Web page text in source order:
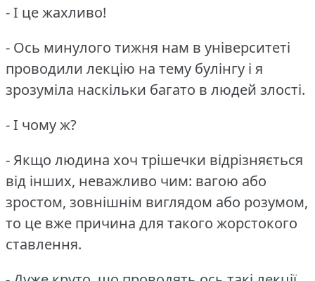
- І це жахливо!
- Ось минулого тижня нам в університеті
проводили лекцію на тему булінгу і я
зрозуміла наскільки багато в людей злості.
- І чому ж?
- Якщо людина хоч трішечки відрізняється
від інших, неважливо чим: вагою або
зростом, зовнішнім виглядом або розумом,
то це вже причина для такого жорстокого
ставлення.